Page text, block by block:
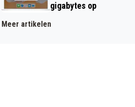
gigabytes op
Meer artikelen